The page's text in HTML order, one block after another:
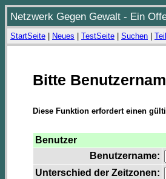
Netzwerk Gegen Gewalt - Ein
StartSeite Neues TestSeite Suchen
Bitte
Diese Funktion erfordert einen
Benutzer
Benutzername:
Unterschied der Zeitzonen: